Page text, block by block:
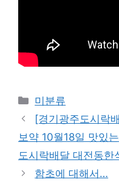
Categories
미분류
[경기광주도시락
보약 10월18일 맛있
도시락배달 대전동
함초에 대해서…